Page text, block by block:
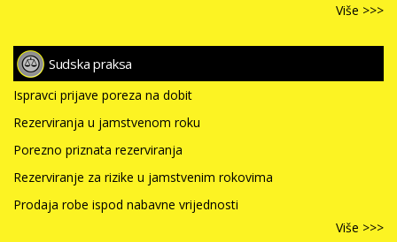
Više >>>
Sudska praksa
Ispravci prijave poreza na dobit
Rezerviranja u jamstvenom roku
Porezno priznata rezerviranja
Rezerviranje za rizike u jamstvenim rokovima
Prodaja robe ispod nabavne vrijednosti
Više >>>